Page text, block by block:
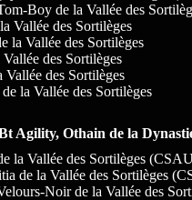
Boy de la Vallée des
Vallée des Sortilèges
la Vallée des Sortilèges
des Sortilèges
Vallée des Sortilèges
la Vallée des Sortilèges
Agility, Othain de la
la Vallée des Sortilèges
de la Vallée des Sortilèges
Noir de la Vallée des